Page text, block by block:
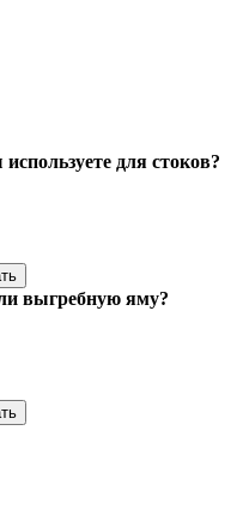
для стоков?
выгребную яму?